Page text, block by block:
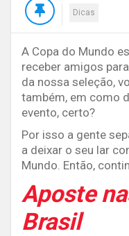
Dicas
A Copa do Mundo
receber amigos
da nossa seleção,
também, em como
evento, certo?
Por isso a gente
a deixar o seu lar
Mundo. Então,
Aposte
Brasil